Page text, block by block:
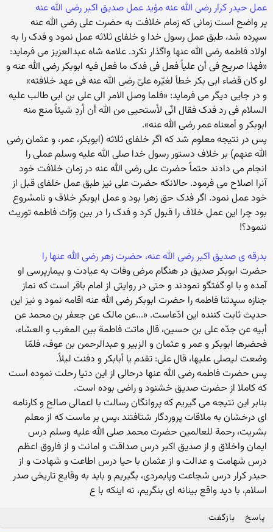
عمل حیدر کرار رضی الله عنه مؤید عمل صدیق اکبر رضی الله عنه
پر واضح است زمانی که زمام خلافت به حضرت علی رضی الله عنه
سپرده شد، طبق عمل رسول خدا و خلفای ثلاثه عمل نمود و فدک را به
اولاد فاطمه رضی الله عنها واگذار نکرد. علامه شاه عبدالعزیز می فرماید:
«فهذا صریح فی أن علیاً فعل فی فدک ما فعل فیه ابوبکر رضی الله عنه و
لو کان قضاء ابی بکر خطأ لغیّره علیّ رضی الله عنه فی عهد خلافته»
و در جایی دیگر می فرماید: «فلما وصل الامر الی علی بن ابی طالب علیه
السلام فی رد فدک فقال انّی لأستحیی من الله أن اُردِ شیئاً منع منه
ابوبکر و أمعناه عمر رضی الله عنه».
پس در نتیجه معلوم شد که اگر خلفای ثلاثه (ابوبکر، عمر، و عثمان رضی
الله عنهم) بر خلاف دستور رسول خدا صلی الله علیه وسلم عملی را
انجام می دادند حتماً حضرت علی رضی الله عنه در زمان خلافت خود
آنرا اصلاح می فرمود. حالانکه حضرت علی نیز طبق عمل خلفای قبل از
خود عمل نمود. اگر فدک حق زهرا بود و عمل ابوبکر خلاف و نامشروع
بود چرا این عمل خلاف را قبول کرد و فدک را در بین ورّاث فاطمه توریث
ننمود؟!
بدرقه ی صدیق اکبر رضی الله عنه، حضرت زهر رضی الله عنها را
حضرت ابوبکر صدیق در هنگام مرض وفات به عیادت و بیمارپرسی او
آمده و با او گفتگو نمودند و حتی در روایتی از امام باقر است که نماز
جنازه سیِدتنا فاطمه را حضرت ابوبکر رضی الله عنه اقامه نمود و نیز این
حدیث ثابت کننده این ادّعاست. «...عن مالک عن جعفر بن محمد عن
أبیه عن جدّه علی بن حسین، قال ماتت فاطمة بین المغرب و العشاء،
فحضرها ابوبکر و عمر و عثمان و الزبیر و عبدالرحمن بن عوف، فلمّا
وضعت لیصلی علیها، قال علی: تقدم یا أبابکر و دفنت لیلاً.
پس حضرت فاطمه رضی الله عنها درحالی از این دنیا رحلت نموده است
که کاملا از حضرت صدیق خشنود و راضی بوده است.
بنابر این نتیجه می گیریم که پروانگان رسالت با اعمالی صالح و کارنامه
ای درخشان به ملاقات پروردگار شتافتند ،پس بر ماست که از معلم
بشریت، رحمة للعالمین حضرت محمد صلی الله علیه وسلم درس
ایمان واخلاق و از صدیق اکبر درس صداقت و امانت و از فاروق اعظم
درس شهامت و عدالت و از عثمان با حیا درس اطاعت و شهادت و از
حیدر کرار درس شجاعت وپایمردی، بگیریم و باید به وقایع تاریخی صدر
اسلام، با دید واقع بینانه ای بنگریم، نه اینکه با ع
پاسخ بازگفت